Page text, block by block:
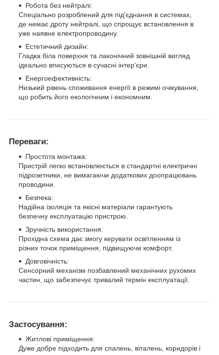
Робота без нейтралі:
Спеціально розроблений для під'єднання в системах,
де немає дроту нейтралі, що спрощує встановлення в
уже наявне електропроводину.
Естетичний дизайн:
Гладка біла поверхня та лаконічний зовнішній вигляд
ідеально вписуються в сучасні інтер'єри.
Енергоефективність:
Низький рівень споживання енергії в режимі очікування,
що робить його екологічним і економним.
Переваги:
Простота монтажа:
Пристрій легко встановлюється в стандартні електричні
підрозетники, не вимагаючи додаткових доопрацювань
проводини.
Безпека:
Надійна ізоляція та якісні матеріали гарантують
безпечну експлуатацію пристрою.
Зручність використання:
Прохідна схема дає змогу керувати освітленням із
різних точок приміщення, підвищуючи комфорт.
Довговічність:
Сенсорний механізм позбавлений механічних рухомих
частин, що забезпечує тривалий термін експлуатації.
Застосування:
Житлові приміщення:
Дуже добре підходить для спалень, віталень, коридорів і